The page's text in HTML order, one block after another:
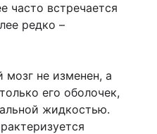
часто встречается
редко –
мозг не изменен, а
его оболочек,
жидкостью.